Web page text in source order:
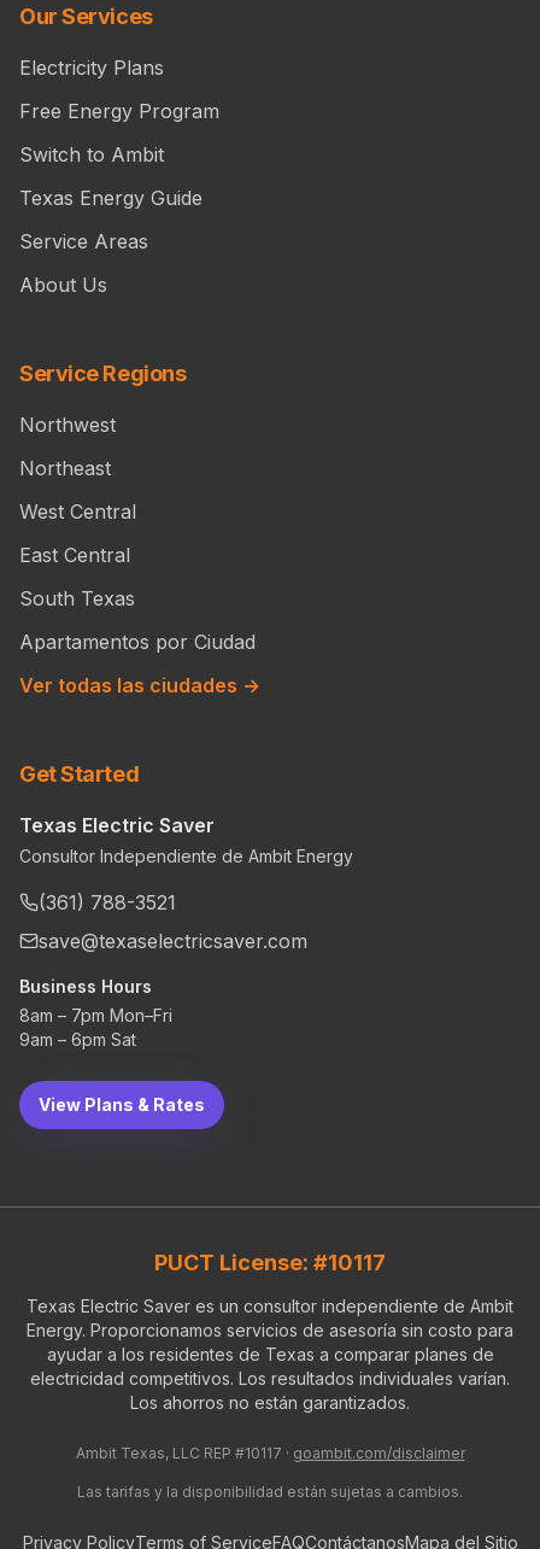
Our Services
Electricity Plans
Free Energy Program
Switch to Ambit
Texas Energy Guide
Service Areas
About Us
Service Regions
Northwest
Northeast
West Central
East Central
South Texas
Apartamentos por Ciudad
Ver todas las ciudades →
Get Started
Texas Electric Saver
Consultor Independiente de Ambit Energy
(361) 788-3521
save@texaselectricsaver.com
Business Hours
8am – 7pm Mon–Fri
9am – 6pm Sat
View Plans & Rates
PUCT License: #10117
Texas Electric Saver es un consultor independiente de Ambit
Energy. Proporcionamos servicios de asesoría sin costo para
ayudar a los residentes de Texas a comparar planes de
electricidad competitivos. Los resultados individuales varían.
Los ahorros no están garantizados.
Ambit Texas, LLC REP #10117 · goambit.com/disclaimer
Las tarifas y la disponibilidad están sujetas a cambios.
Privacy PolicyTerms of ServiceFAQContáctanosMapa del Sitio